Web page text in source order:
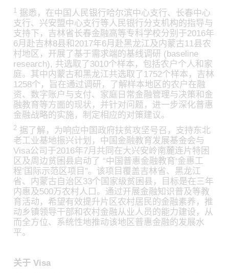
1 据悉，在中国人民银行哈尔滨中心支行、长春中心
支行、兴安盟中心支行等人民银行分支机构的指导与
支持下，吉林省长春金融高等专科学校分别于2016年
6月赴吉林8县和2017年6月赴黑龙江及内蒙古11县农
村地区，开展了基于需求端的基线调研 (baseline
research), 共选取了3010个样本，包括农户个人和家
庭。其中内蒙古和黑龙江共选取了1752个样本，吉林
1258个，旨在通过调研，了解样本地区的农户在融
资、数字账户与支付、家庭日常金融管理与决策和金
融教育等方面的现状，并针对问题，进一步深化普惠
金融战略的实施，制定相应的对策建议。
2 据了解，为响应中国政府扶贫攻坚号召，支持东北
老工业基地振兴计划，中国金融教育发展基金会与
Visa公司于2016年7月共同在大兴安岭南麓连片特困
区及周边贫困县启动了 “中国普惠金融教育‘金惠工
程’国际示范区项目”。该项目覆盖吉林省、黑龙江
省、内蒙古自治区33个国家级贫困县，目标是在三年
内惠及500万农村人口。通过开展金融知识普及等教
育活动，希望有效提升片区农村居民的金融素养，推
动乡镇领导干部和农村金融从业人员的能力建设，从
而全方位、系统性地推动该地区普惠金融的发展水
平。
关于 Visa